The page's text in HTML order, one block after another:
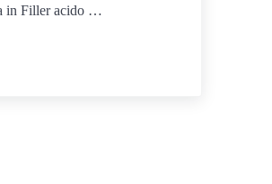
in Filler acido …
Piazzale Lugano Milano